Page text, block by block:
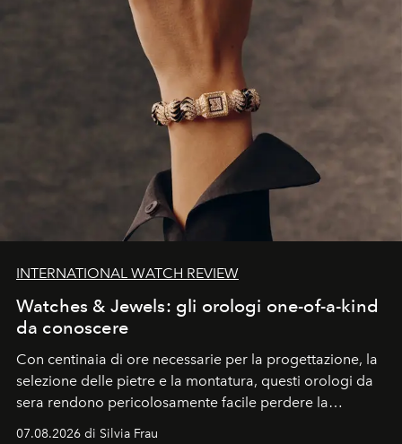
INTERNATIONAL WATCH REVIEW
Watches & Jewels: gli orologi one-of-a-kind
da conoscere
Con centinaia di ore necessarie per la progettazione, la
selezione delle pietre e la montatura, questi orologi da
sera rendono pericolosamente facile perdere la
cognizione del tempo. Ma con quadranti così
07.08.2026 di Silvia Frau